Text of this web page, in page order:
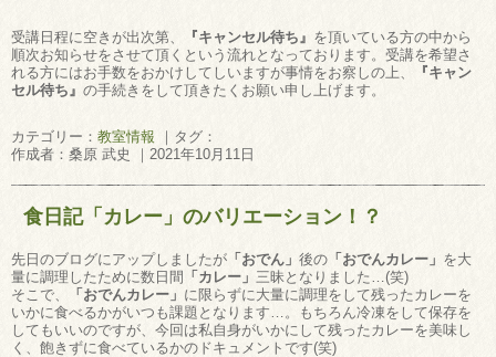
受講日程に空きが出次第、 『キャンセル待ち』 を頂いている方の中から
順次お知らせをさせて頂くという流れとなっております。受講を希望さ
れる方にはお手数をおかけしてしいますが事情をお察しの上、
『キャン
セル待ち』 の手続きをして頂きたくお願い申し上げます。
カテゴリー： 教室情報 ｜タグ：
作成者：桑原 武史 ｜2021年10月11日
食日記「カレー」のバリエーション！？
先日のブログにアップしましたが 「おでん」 後の 「おでんカレー」 を大
量に調理したために数日間 「カレー」 三昧となりました…(笑)
そこで、
「おでんカレー」 に限らずに大量に調理をして残ったカレーを
いかに食べるかがいつも課題となります…。もちろん冷凍をして保存を
してもいいのですが、今回は私自身がいかにして残ったカレーを美味し
く、飽きずに食べているかのドキュメントです(笑)